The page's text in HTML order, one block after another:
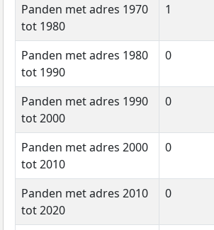
Panden met adres 1970
tot 1980
1
Panden met adres 1980
tot 1990
0
Panden met adres 1990
tot 2000
0
Panden met adres 2000
tot 2010
0
Panden met adres 2010
tot 2020
0